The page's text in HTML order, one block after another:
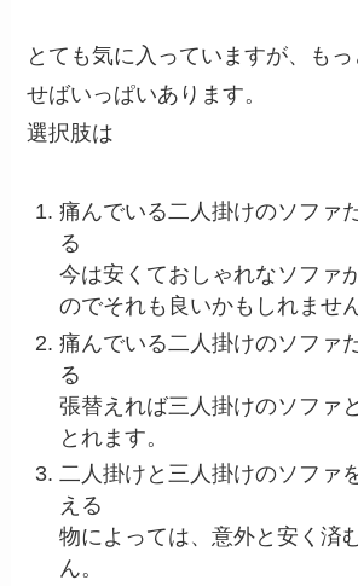
とても気に入っていますが、も
せばいっぱいあります。
選択肢は
痛んでいる二人掛けのソファ
る
今は安くておしゃれなソファ
のでそれも良いかもしれません
痛んでいる二人掛けのソファ
る
張替えれば三人掛けのソファ
とれます。
二人掛けと三人掛けのソファ
える
物によっては、意外と安く済
ん。